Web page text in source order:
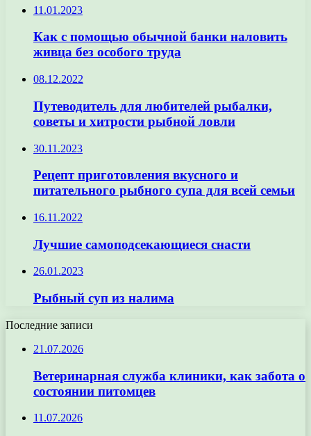
11.01.2023
Как с помощью обычной банки наловить
живца без особого труда
08.12.2022
Путеводитель для любителей рыбалки,
советы и хитрости рыбной ловли
30.11.2023
Рецепт приготовления вкусного и
питательного рыбного супа для всей семьи
16.11.2022
Лучшие самоподсекающиеся снасти
26.01.2023
Рыбный суп из налима
Последние записи
21.07.2026
Ветеринарная служба клиники, как забота о
состоянии питомцев
11.07.2026